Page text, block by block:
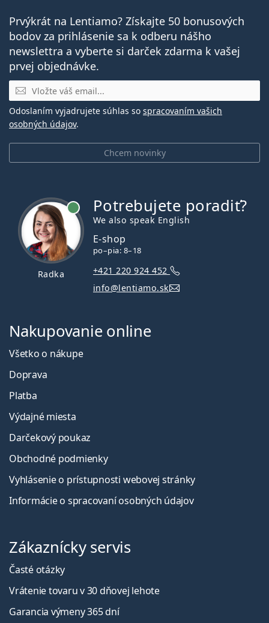
Prvýkrát na Lentiamo? Získajte 50 bonusových
bodov za prihlásenie sa k odberu nášho
newslettra a vyberte si darček zdarma k vašej
prvej objednávke.
E-mail
Chcem novinky
Odoslaním vyjadrujete súhlas so spracovaním vašich
osobných údajov.
Radka
Potrebujete poradiť?
We also speak English
E-shop
po–pia: 8–18
+421 220 924 452
info@lentiamo.sk
Nakupovanie online
Všetko o nákupe
Doprava
Platba
Výdajné miesta
Darčekový poukaz
Obchodné podmienky
Vyhlásenie o prístupnosti webovej stránky
Informácie o spracovaní osobných údajov
Zákaznícky servis
Časté otázky
Vrátenie tovaru v 30 dňovej lehote
Garancia výmeny 365 dní